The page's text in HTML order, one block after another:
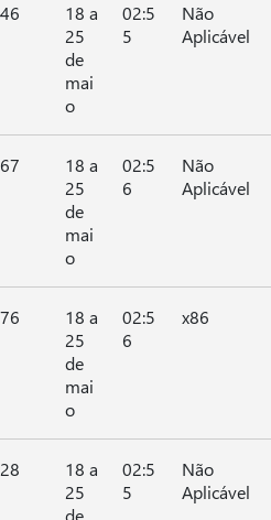
18 a
25
de
mai
o
02:5
5
Não
Aplicável
18 a
25
de
mai
o
02:5
6
Não
Aplicável
18 a
25
de
mai
o
02:5
6
x86
18 a
25
de
02:5
5
Não
Aplicável